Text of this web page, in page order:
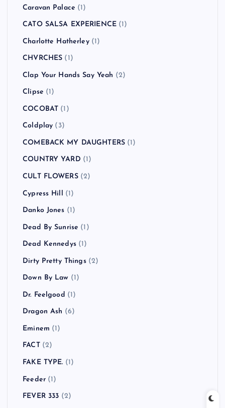
Caravan Palace (1)
CATO SALSA EXPERIENCE (1)
Charlotte Hatherley(1)
CHVRCHES (1)
Clap Your Hands Say Yeah (2)
Clipse (1)
COCOBAT (1)
Coldplay (3)
COMEBACK MY DAUGHTERS (1)
COUNTRY YARD (1)
CULT FLOWERS(2)
Cypress Hill (1)
Danko Jones (1)
Dead By Sunrise (1)
Dead Kennedys(1)
Dirty Pretty Things(2)
Down By Law (1)
Dr. Feelgood (1)
Dragon Ash (6)
Eminem (1)
FACT(2)
FAKE TYPE. (1)
Feeder(1)
FEVER 333 (2)